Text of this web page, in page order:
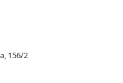
156/2